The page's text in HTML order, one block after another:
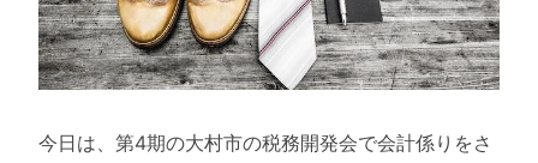
今日は、第4期の大村市の税務開発会で会計係りをさ